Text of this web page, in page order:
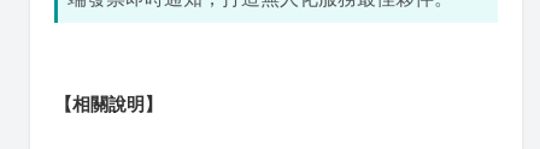
【相關說明】